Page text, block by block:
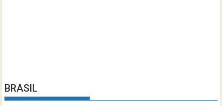
BRASIL